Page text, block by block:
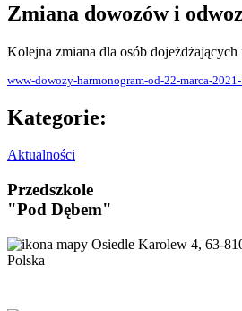
Zmiana dowozów i
Kolejna zmiana dla osób dojeżdżających
www-dowozy-harmonogram-od-22-marca-2021-
Kategorie:
Aktualności
Przedszkole
"Pod Dębem"
Osiedle Karolew 4, 63-
Polska